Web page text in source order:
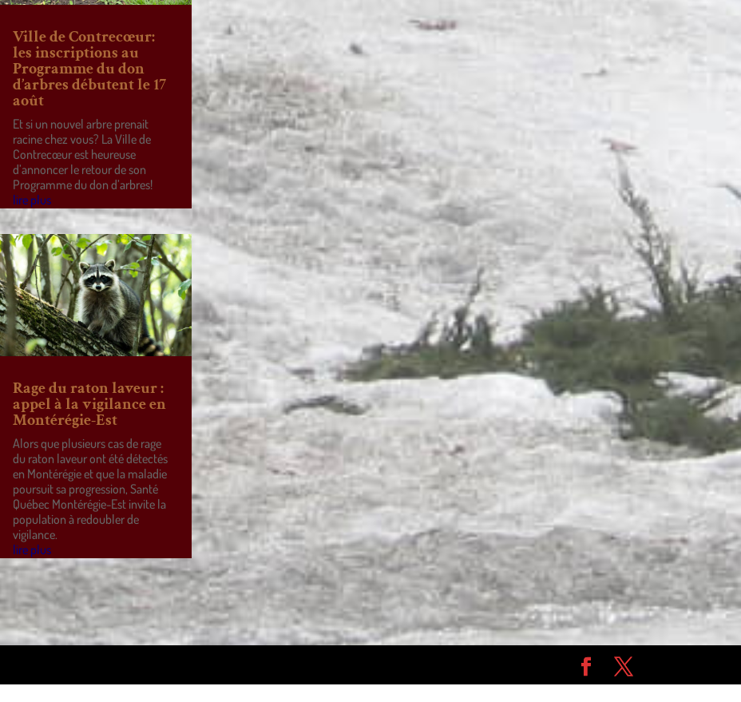
Ville de Contrecœur:
les inscriptions au
Programme du don
d’arbres débutent le 17
août
Et si un nouvel arbre prenait
racine chez vous? La Ville de
Contrecœur est heureuse
d’annoncer le retour de son
Programme du don d’arbres!
lire plus
Rage du raton laveur :
appel à la vigilance en
Montérégie-Est
Alors que plusieurs cas de rage
du raton laveur ont été détectés
en Montérégie et que la maladie
poursuit sa progression, Santé
Québec Montérégie-Est invite la
population à redoubler de
vigilance.
lire plus